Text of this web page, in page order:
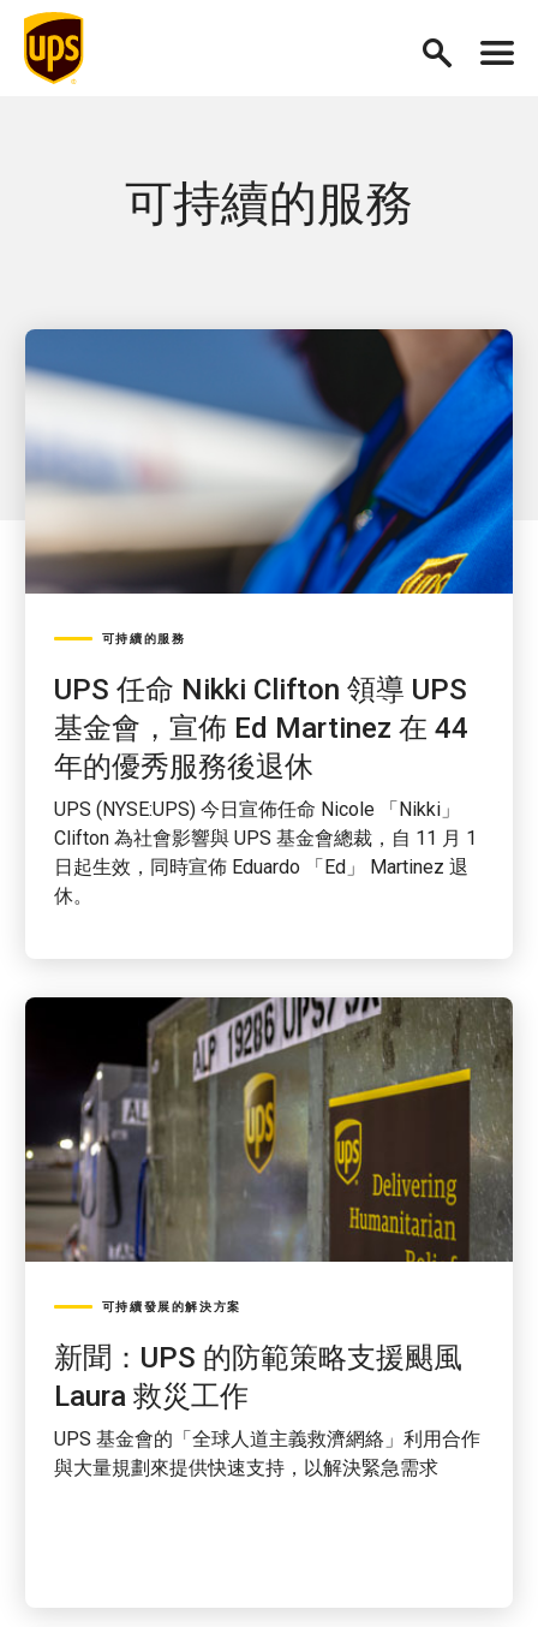
可持續的服務
可持續的服務
UPS 任命 Nikki Clifton 領導 UPS
基金會，宣佈 Ed Martinez 在 44
年的優秀服務後退休
UPS (NYSE:UPS) 今日宣佈任命 Nicole 「Nikki」
Clifton 為社會影響與 UPS 基金會總裁，自 11 月 1
日起生效，同時宣佈 Eduardo 「Ed」 Martinez 退
休。
可持續發展的解決方案
新聞：UPS 的防範策略支援颶風
Laura 救災工作
UPS 基金會的「全球人道主義救濟網絡」利用合作
與大量規劃來提供快速支持，以解決緊急需求